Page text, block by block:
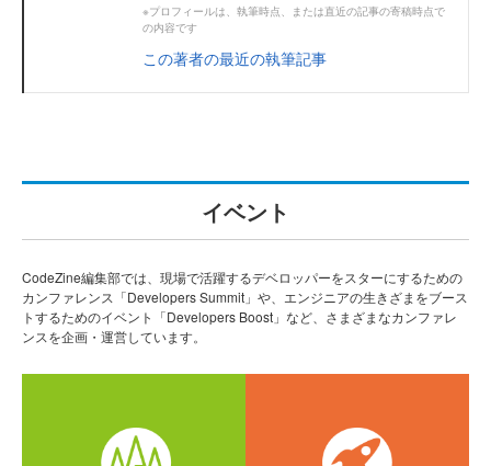
※プロフィールは、執筆時点、または直近の記事の寄稿時点で
の内容です
この著者の最近の執筆記事
イベント
CodeZine編集部では、現場で活躍するデベロッパーをスターにするための
カンファレンス「Developers Summit」や、エンジニアの生きざまをブース
トするためのイベント「Developers Boost」など、さまざまなカンファレ
ンスを企画・運営しています。